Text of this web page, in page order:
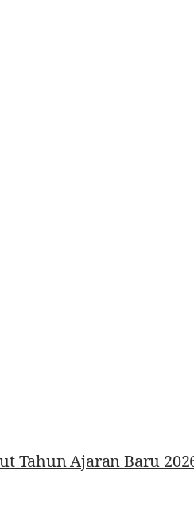
Tahun Ajaran Baru